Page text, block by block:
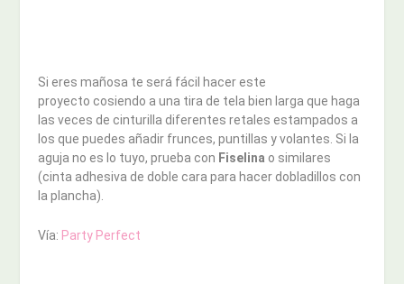
Si eres mañosa te será fácil hacer este
proyecto cosiendo a una tira de tela bien larga que haga
las veces de cinturilla diferentes retales estampados a
los que puedes añadir frunces, puntillas y volantes. Si la
aguja no es lo tuyo, prueba con Fiselina o similares
(cinta adhesiva de doble cara para hacer dobladillos con
la plancha).
Vía: Party Perfect